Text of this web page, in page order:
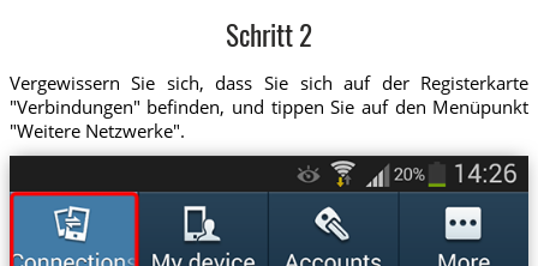
Schritt 2
Vergewissern Sie sich, dass Sie sich auf der Registerkarte
"Verbindungen" befinden, und tippen Sie auf den Menüpunkt
"Weitere Netzwerke".